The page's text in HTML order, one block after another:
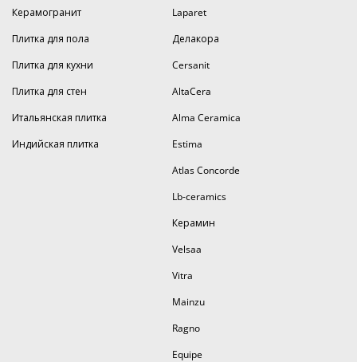
Керамогранит
Плитка для пола
Плитка для кухни
Плитка для стен
Итальянская плитка
Индийская плитка
Laparet
Делакора
Cersanit
AltaCera
Alma Ceramica
Estima
Atlas Concorde
Lb-ceramics
Керамин
Velsaa
Vitra
Mainzu
Ragno
Equipe